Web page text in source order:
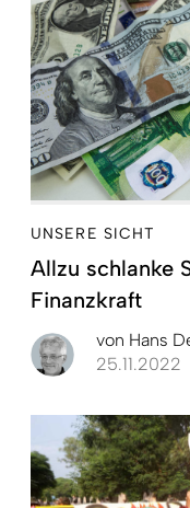
UNSERE SICHT
Allzu schlanke
Finanzkraft
von Hans
25.11.2022